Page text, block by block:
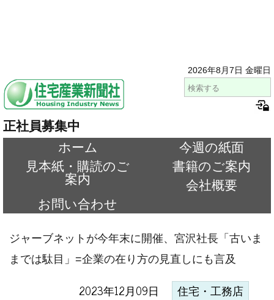
2026年8月7日 金曜日
正社員募集中
ホーム
今週の紙面
見本紙・購読のご
案内
書籍のご案内
会社概要
お問い合わせ
ジャーブネットが今年末に開催、宮沢社長「古いま
までは駄目」=企業の在り方の見直しにも言及
2023年12月09日 住宅・工務店